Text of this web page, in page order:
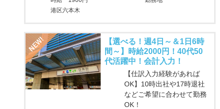
港区六本木
【選べる！週4日～＆1日6時
間～】時給2000円！40代50
代活躍中！会計入力！
【仕訳入力経験があれば
OK】10時出社や17時退社
などご希望に合わせて勤務
OK！